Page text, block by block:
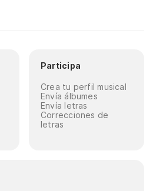
Participa
Crea tu perfil musical
Envía álbumes
Envía letras
Correcciones de
letras